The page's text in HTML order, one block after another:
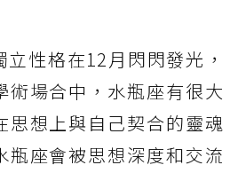
性格在12月閃閃發光，
術場合中，水瓶座有很大
思想上與自己契合的靈魂
瓶座會被思想深度和交流